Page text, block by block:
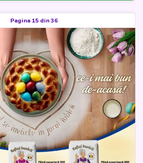
Pagina 15 din 36